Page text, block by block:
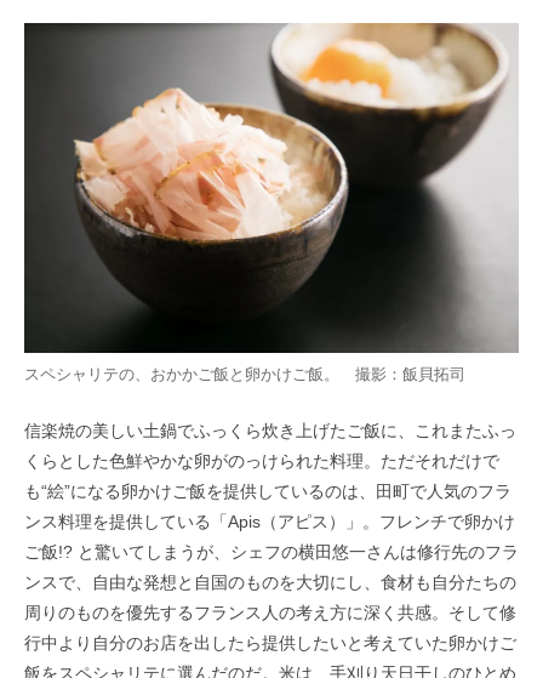
スペシャリテの、おかかご飯と卵かけご飯。 撮影：飯貝拓司
信楽焼の美しい土鍋でふっくら炊き上げたご飯に、これまたふっ
くらとした色鮮やかな卵がのっけられた料理。ただそれだけで
も“絵”になる卵かけご飯を提供しているのは、田町で人気のフラ
ンス料理を提供している「Apis（アピス）」。フレンチで卵かけ
ご飯!? と驚いてしまうが、シェフの横田悠一さんは修行先のフラ
ンスで、自由な発想と自国のものを大切にし、食材も自分たちの
周りのものを優先するフランス人の考え方に深く共感。そして修
行中より自分のお店を出したら提供したいと考えていた卵かけご
飯をスペシャリテに選んだのだ。米は、手刈り天日干しのひとめ